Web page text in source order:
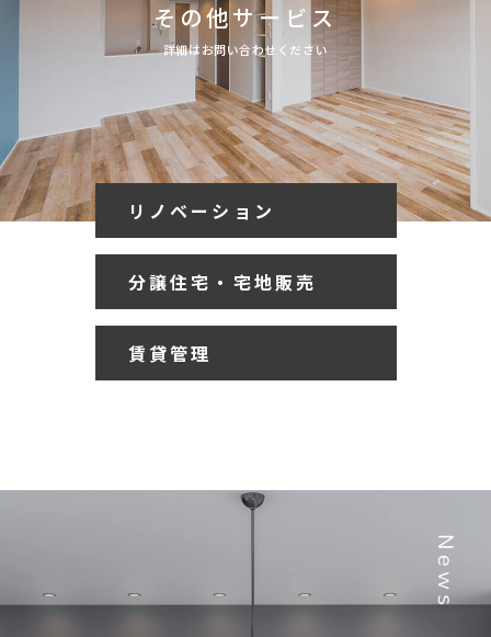
その他サービス
詳細はお問い合わせください
リノベーション
分譲住宅・宅地販売
賃貸管理